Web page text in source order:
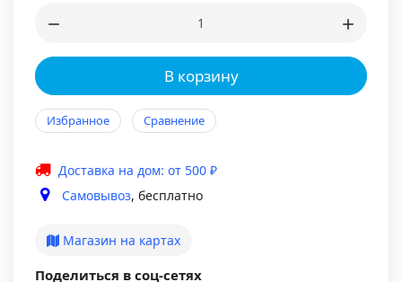
В корзину
Избранное Сравнение
Доставка на дом: от 500 ₽
Самовывоз, бесплатно
Магазин на картах
Поделиться в соц-сетях